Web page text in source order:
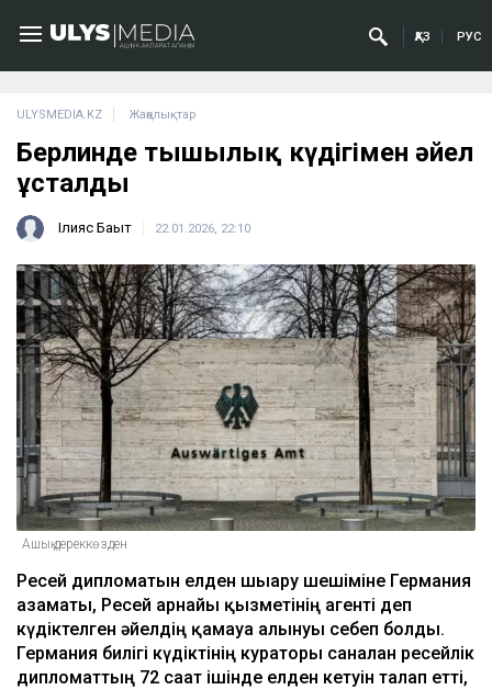
ҚАЗ РУС
ULYSMEDIA.KZ Жаңалықтар
Берлинде тыңшылық күдігімен әйел
ұсталды
Ілияс Бақыт 22.01.2026, 22:10
Ашық дереккөзден
Ресей дипломатын елден шығару шешіміне Германия
азаматы, Ресей арнайы қызметінің агенті деп
күдіктелген әйелдің қамауға алынуы себеп болды.
Германия билігі күдіктінің кураторы саналған ресейлік
дипломаттың 72 сағат ішінде елден кетуін талап етті,